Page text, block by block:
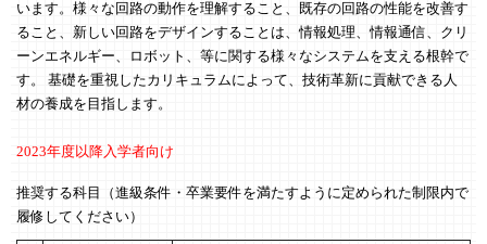
います。様々な回路の動作を理解すること、既存の回路の性能を改善す
ること、新しい回路をデザインすることは、情報処理、情報通信、クリ
ーンエネルギー、ロボット、等に関する様々なシステムを支える根幹で
す。 基礎を重視したカリキュラムによって、技術革新に貢献できる人
材の養成を目指します。
2023年度以降入学者向け
推奨する科目（進級条件・卒業要件を満たすように定められた制限内で
履修してください）